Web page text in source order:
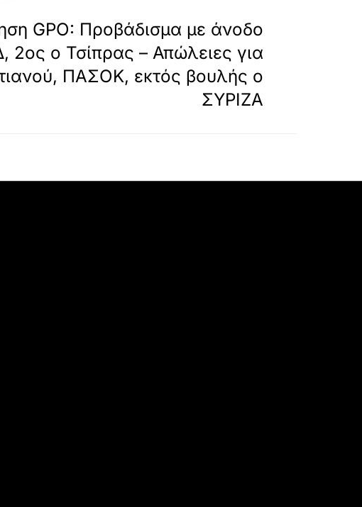
GPO: Προβάδισμα με άνοδο
2ος ο Τσίπρας – Απώλειες για
ΠΑΣΟΚ, εκτός βουλής ο
ΣΥΡΙΖΑ